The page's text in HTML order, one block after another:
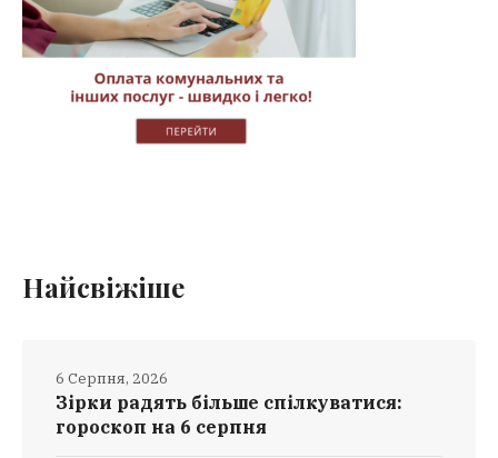
Найсвіжіше
Зірки радять більше спілкуватися:
гороскоп на 6 серпня
6 Серпня, 2026